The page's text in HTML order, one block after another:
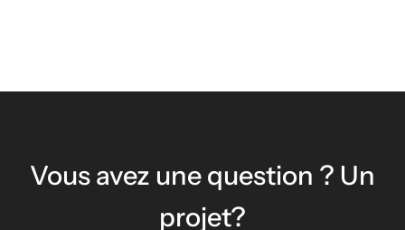
Vous avez une question ? Un
projet?